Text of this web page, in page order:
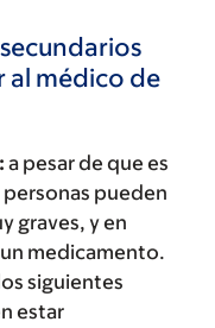
al médico de
a pesar de que es
pueden
graves, y en
medicamento.
siguientes
estar